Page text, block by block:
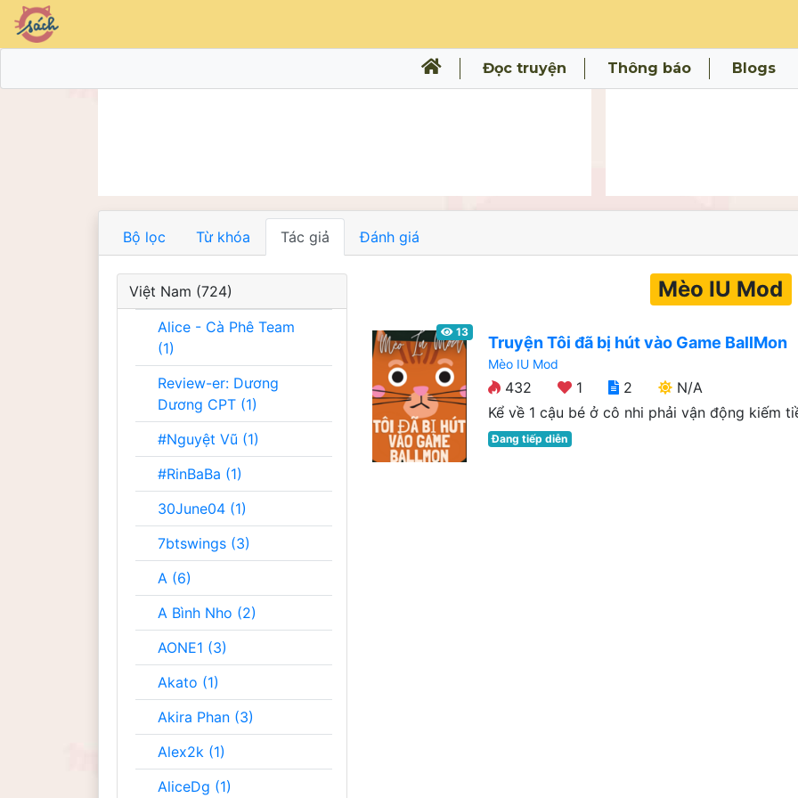
Đọc truyện Thông báo Blogs
Bộ lọc Từ khóa Tác giả Đánh giá
Việt Nam (724)
Alice - Cà Phê Team
(1)
Review-er: Dương
Dương CPT (1)
#Nguyệt Vũ (1)
#RinBaBa (1)
30June04 (1)
7btswings (3)
A (6)
A Bình Nho (2)
AONE1 (3)
Akato (1)
Akira Phan (3)
Alex2k (1)
AliceDg (1)
Mèo IU Mod
13
Truyện Tôi đã bị hút vào Game BallMon
Mèo IU Mod
432 1 2
N/A
Kể về 1 cậu bé ở cô nhi phải vận động kiếm
Đang tiếp diễn